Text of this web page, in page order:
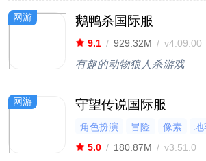
网游 鹅鸭杀国际服
9.1 / 929.32M / v4.09.00
有趣的动物狼人杀游戏
网游 守望传说国际服
角色扮演 冒险 像素
地
复古
5.0 / 180.87M / v3.51.0